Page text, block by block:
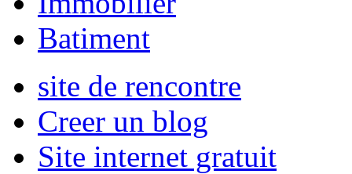
Batiment
site de rencontre
Creer un blog
Site internet gratuit